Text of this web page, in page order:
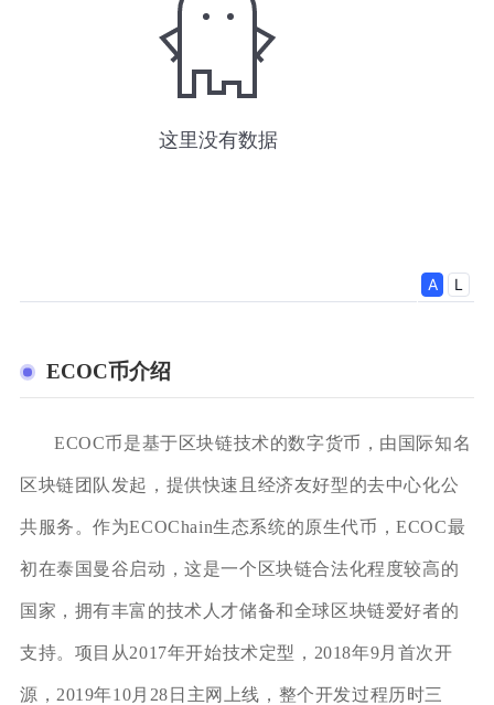
ECOC币介绍
ECOC币是基于区块链技术的数字货币，由国际知名
区块链团队发起，提供快速且经济友好型的去中心化公
共服务。作为ECOChain生态系统的原生代币，ECOC最
初在泰国曼谷启动，这是一个区块链合法化程度较高的
国家，拥有丰富的技术人才储备和全球区块链爱好者的
支持。项目从2017年开始技术定型，2018年9月首次开
源，2019年10月28日主网上线，整个开发过程历时三